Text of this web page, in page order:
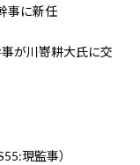
事に新任
が川嵜耕大氏に交
現監事）